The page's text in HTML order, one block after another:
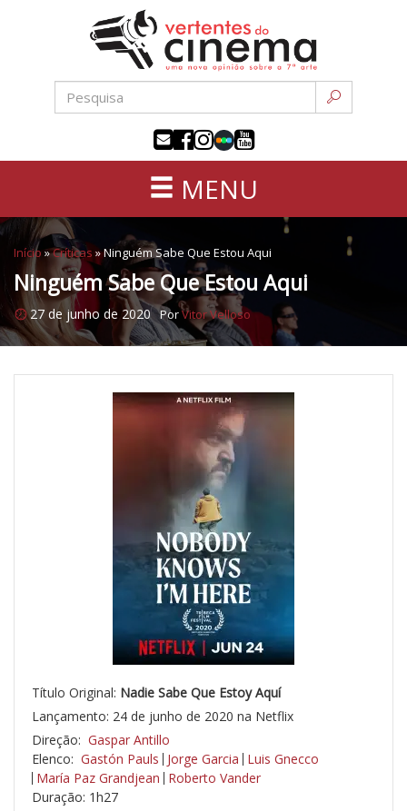
conteúdo
sétima
MENU
Início »Críticas »Ninguém Sabe Que Estou Aqui
Ninguém Sabe Que Estou Aqui
27 de junho de 2020 PorVitor Velloso
Título Original: Nadie Sabe Que Estoy Aquí
Lançamento: 24 de junho de 2020 na Netflix
Direção: Gaspar Antillo
Elenco: Gastón Pauls Jorge Garcia Luis Gnecco
María Paz Grandjean Roberto Vander
Duração: 1h27